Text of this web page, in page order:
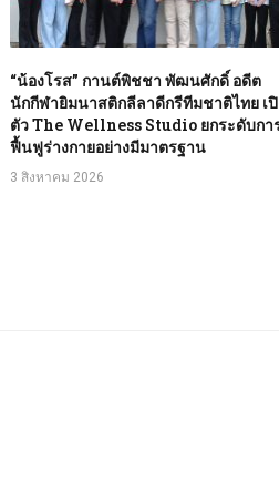
“น้องโรส” กานต์พิชชา พัฒนศักดิ์ อดีต
นักกีฬายิมนาสติกลีลาดีกรีทีมชาติไทย เ
ตัว The Wellness Studio ยกระดับกา
ฟื้นฟูร่างกายอย่างมีมาตรฐาน
3 สิงหาคม 2026